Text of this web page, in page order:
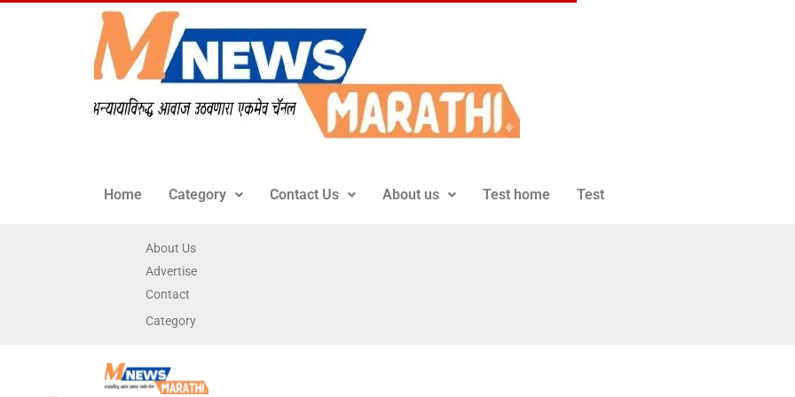
Home Category Contact Us About us Test home Test
About Us
Advertise
Contact
Category